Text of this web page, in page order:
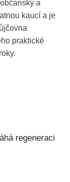
a
kaucí a je
praktické
regeneraci